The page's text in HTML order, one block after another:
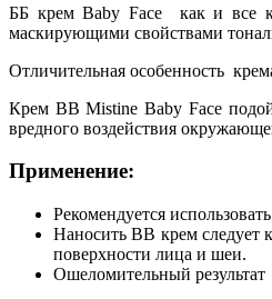
ББ крем Baby Face как и все
маскирующими свойствами
Отличительная особенность
Крем BB Mistine Baby Face
вредного воздействия
Применение:
Рекомендуется
Наносить BB крем следует
поверхности лица и шеи.
Ошеломительный результат